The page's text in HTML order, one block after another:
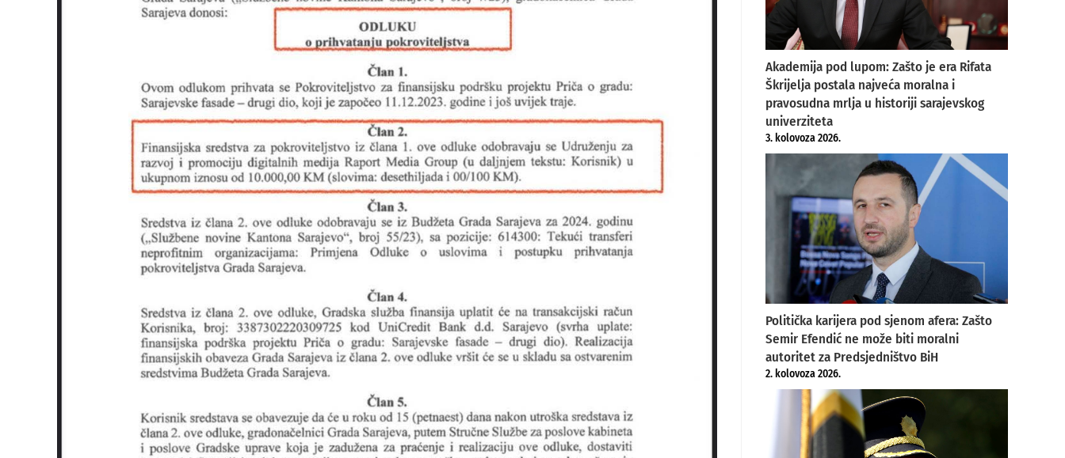
Akademija pod lupom: Zašto je era Rifata
Škrijelja postala najveća moralna i
pravosudna mrlja u historiji sarajevskog
univerziteta
3. kolovoza 2026.
Politička karijera pod sjenom afera: Zašto
Semir Efendić ne može biti moralni
autoritet za Predsjedništvo BiH
2. kolovoza 2026.